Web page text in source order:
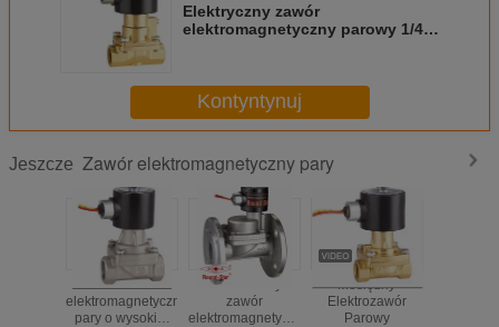
Elektryczny zawór
elektromagnetyczny parowy 1/4
Kontyntynuj
Jeszcze Zawór elektromagnetyczny pary
Zawór
elektromagnetyczny
pary o wysokiej
Kołnierzowy
zawór
elektromagnetyczny
Mosiężny
Elektrozawór
Parowy